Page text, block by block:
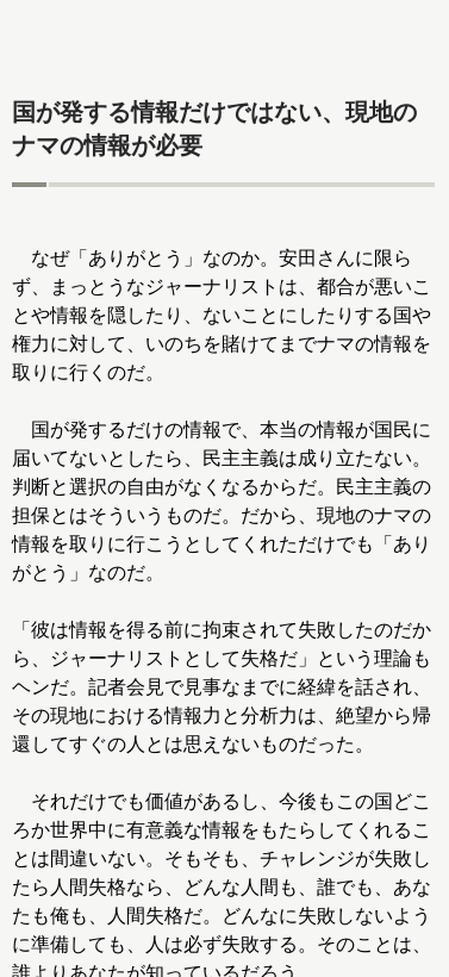
国が発する情報だけではない、現地の
ナマの情報が必要
なぜ「ありがとう」なのか。安田さんに限ら
ず、まっとうなジャーナリストは、都合が悪いこ
とや情報を隠したり、ないことにしたりする国や
権力に対して、いのちを賭けてまでナマの情報を
取りに行くのだ。
国が発するだけの情報で、本当の情報が国民に
届いてないとしたら、民主主義は成り立たない。
判断と選択の自由がなくなるからだ。民主主義の
担保とはそういうものだ。だから、現地のナマの
情報を取りに行こうとしてくれただけでも「あり
がとう」なのだ。
「彼は情報を得る前に拘束されて失敗したのだか
ら、ジャーナリストとして失格だ」という理論も
ヘンだ。記者会見で見事なまでに経緯を話され、
その現地における情報力と分析力は、絶望から帰
還してすぐの人とは思えないものだった。
それだけでも価値があるし、今後もこの国どこ
ろか世界中に有意義な情報をもたらしてくれるこ
とは間違いない。そもそも、チャレンジが失敗し
たら人間失格なら、どんな人間も、誰でも、あな
たも俺も、人間失格だ。どんなに失敗しないよう
に準備しても、人は必ず失敗する。そのことは、
誰よりあなたが知っているだろう。